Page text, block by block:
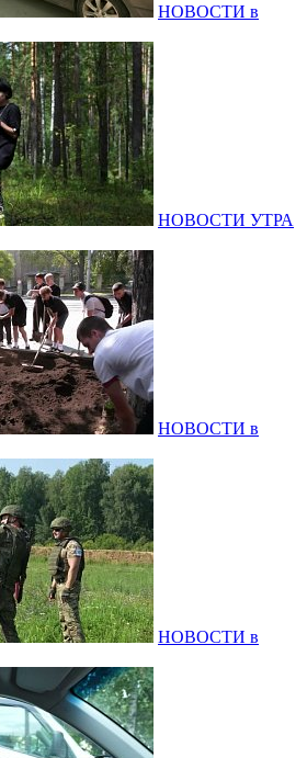
НОВОСТИ в
НОВОСТИ УТРА
НОВОСТИ в
НОВОСТИ в